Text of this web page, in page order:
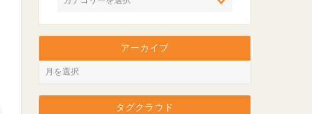
アーカイブ
タグクラウド